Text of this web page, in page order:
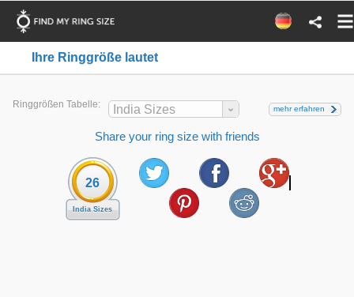
Ihre Ringgröße lautet
Ringgrößen Tabelle: India Sizes mehr erfahren
Share your ring size with friends
26
India Sizes